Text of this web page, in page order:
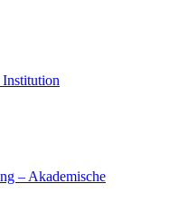
– Akademische